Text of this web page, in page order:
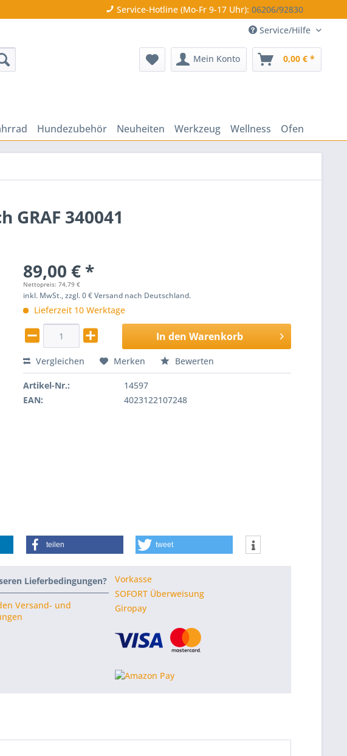
Service-Hotline (Mo-Fr 9-17 Uhr): 06206/92830
Service/Hilfe
Mein Konto 0,00 € *
Hundezubehör Neuheiten Werkzeug Wellness Ofen
340041
89,00 € *
Nettopreis: 74,79 €
inkl. MwSt., zzgl. 0 € Versand nach Deutschland.
Lieferzeit 10 Werktage
In den Warenkorb
Vergleichen Merken Bewerten
Artikel-Nr.:
14597
EAN:
4023122107248
teilen tweet
Lieferbedingungen?
Versand- und
Vorkasse
SOFORT Überweisung
Giropay